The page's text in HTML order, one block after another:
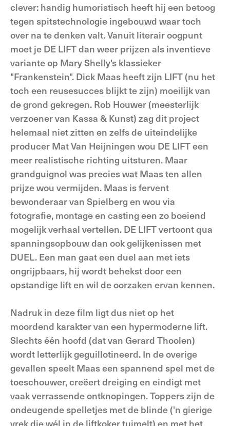
clever: handig humoristisch heeft hij een betoog
tegen spitstechnologie ingebouwd waar toch
over na te denken valt. Vanuit literair oogpunt
moet je DE LIFT dan weer prijzen als inventieve
variante op Mary Shelly's klassieker
"Frankenstein". Dick Maas heeft zijn LIFT (nu het
toch een reusesucces blijkt te zijn) moeilijk van
de grond gekregen. Rob Houwer (meesterlijk
verzoener van Kassa & Kunst) zag dit project
helemaal niet zitten en zelfs de uiteindelijke
producer Mat Van Heijningen wou DE LIFT een
meer realistische richting uitsturen. Maar
grandguignol was precies wat Maas ten allen
prijze wou vermijden. Maas is fervent
bewonderaar van Spielberg en wou via
fotografie, montage en casting een zo boeiend
mogelijk verhaal vertellen. DE LIFT vertoont qua
spanningsopbouw dan ook gelijkenissen met
DUEL. Een man gaat een duel aan met iets
ongrijpbaars, hij wordt behekst door een
opstandige lift en wil de oorzaken ervan kennen.
Nadruk in deze film ligt dus niet op het
moordend karakter van een hypermoderne lift.
Slechts één hoofd (dat van Gerard Thoolen)
wordt letterlijk geguillotineerd. In de overige
gevallen speelt Maas een spannend spel met de
toeschouwer, creëert dreiging en eindigt met
vaak verrassende ontknopingen. Toppers zijn de
ondeugende spelletjes met de blinde ('n gierige
vrek die wél in de liftkoker tuimelt) en met het